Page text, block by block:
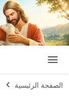
الصفحة الرئيسية